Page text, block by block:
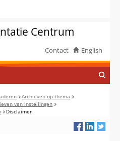
Centrum
Contact English
Archieven op thema
van instellingen
Disclaimer